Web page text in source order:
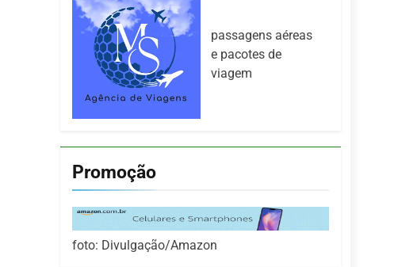
passagens aéreas
e pacotes de
viagem
Promoção
foto: Divulgação/Amazon